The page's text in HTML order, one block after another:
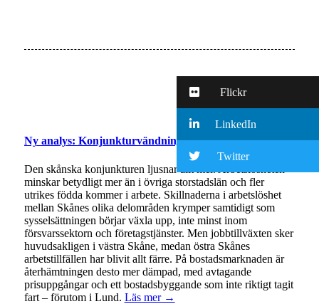
Ny analys: Konjunkturvändningen i Skåne tar fart
Den skånska konjunkturen ljusnar allt mer. Arbetslösheten
minskar betydligt mer än i övriga storstadslän och fler
utrikes födda kommer i arbete. Skillnaderna i arbetslöshet
mellan Skånes olika delområden krymper samtidigt som
sysselsättningen börjar växla upp, inte minst inom
försvarssektorn och företagstjänster. Men jobbtillväxten sker
huvudsakligen i västra Skåne, medan östra Skånes
arbetstillfällen har blivit allt färre. På bostadsmarknaden är
återhämtningen desto mer dämpad, med avtagande
prisuppgångar och ett bostadsbyggande som inte riktigt tagit
fart – förutom i Lund. Läs mer →
Flickr
LinkedIn
Twitter